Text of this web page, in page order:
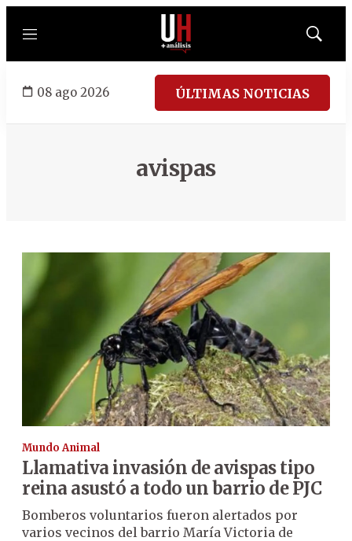
Menú
Mostrar
08 ago 2026 ÚLTIMAS NOTICIAS
avispas
Mundo Animal
Llamativa invasión de avispas tipo
reina asustó a todo un barrio de PJC
Bomberos voluntarios fueron alertados por
varios vecinos del barrio María Victoria de